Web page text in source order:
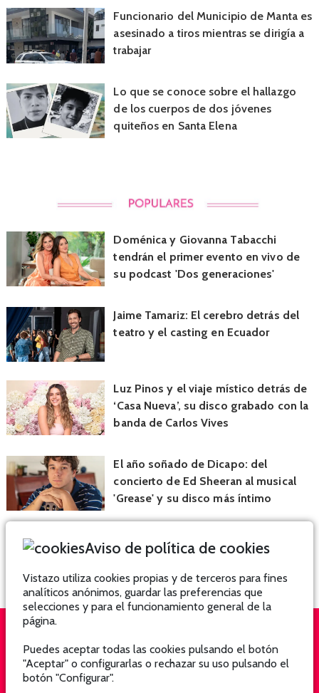
Funcionario del Municipio de Manta es
asesinado a tiros mientras se dirigía a
trabajar
Lo que se conoce sobre el hallazgo
de los cuerpos de dos jóvenes
quiteños en Santa Elena
Doménica y Giovanna Tabacchi
tendrán el primer evento en vivo de
su podcast 'Dos generaciones'
Jaime Tamariz: El cerebro detrás del
teatro y el casting en Ecuador
Luz Pinos y el viaje místico detrás de
‘Casa Nueva’, su disco grabado con la
banda de Carlos Vives
El año soñado de Dicapo: del
concierto de Ed Sheeran al musical
'Grease' y su disco más íntimo
QUIÉNES SOMOS
Aviso de política de cookies
Vistazo utiliza cookies propias y de terceros para fines
analíticos anónimos, guardar las preferencias que
selecciones y para el funcionamiento general de la
página.
Puedes aceptar todas las cookies pulsando el botón
"Aceptar" o configurarlas o rechazar su uso pulsando el
botón "Configurar".